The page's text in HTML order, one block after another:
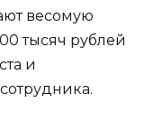
весомую
тысяч рублей
и